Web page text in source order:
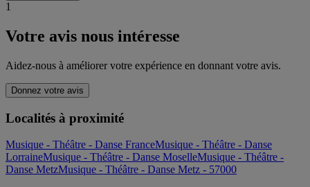
1
Votre avis nous intéresse
Aidez-nous à améliorer votre expérience en donnant votre avis.
Donnez votre avis
Localités à proximité
Musique - Théâtre - Danse FranceMusique - Théâtre - Danse
LorraineMusique - Théâtre - Danse MoselleMusique - Théâtre -
Danse MetzMusique - Théâtre - Danse Metz - 57000